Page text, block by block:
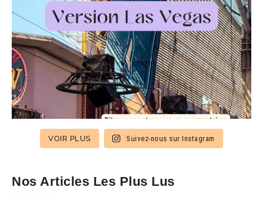
VOIR PLUS Suivez-nous sur Instagram
Nos Articles Les Plus Lus